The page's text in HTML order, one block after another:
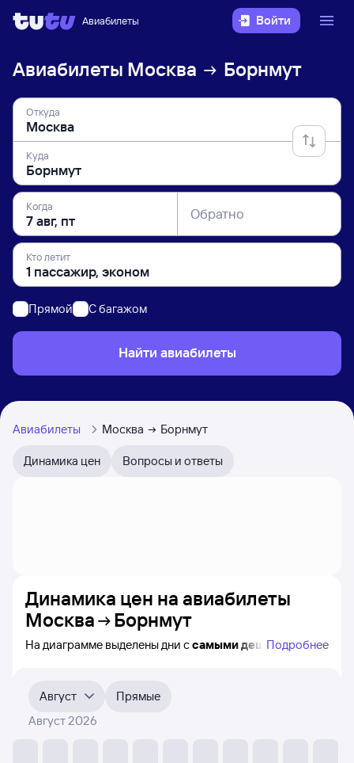
Авиабилеты Войти
Авиабилеты Москва Борнмут
Откуда
Куда
Когда Обратно
Кто летит
Прямой C багажом
Найти авиабилеты
Авиабилеты Москва Борнмут
Динамика цен Вопросы и ответы
Динамика цен на авиабилеты
Москва
Борнмут
На диаграмме выделены дни ссамыми дешёвыми
5 месяца. Выберите дату, перейдите по клику к поиску
авиабилетов и просмотру
Подробнее
Август
Прямые
Август 2026